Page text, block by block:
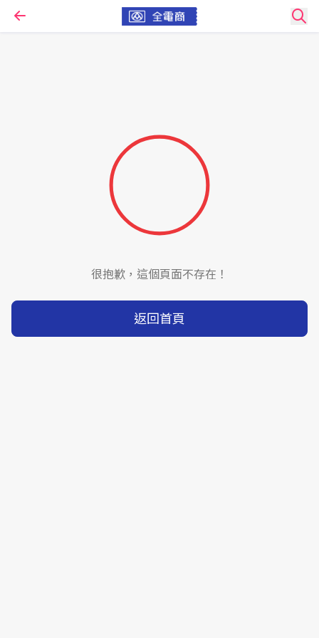
很抱歉，這個頁面不存在！
返回首頁